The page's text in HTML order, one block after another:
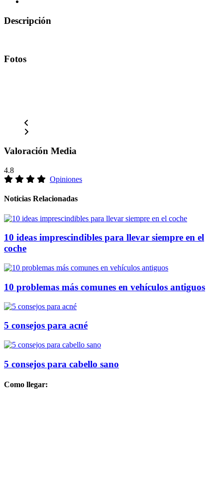
Descripción
Fotos
Valoración Media
4.8
Opiniones
Noticias Relacionadas
10 ideas imprescindibles para llevar siempre en el
coche
10 problemas más comunes en vehículos antiguos
5 consejos para acné
5 consejos para cabello sano
Como llegar: